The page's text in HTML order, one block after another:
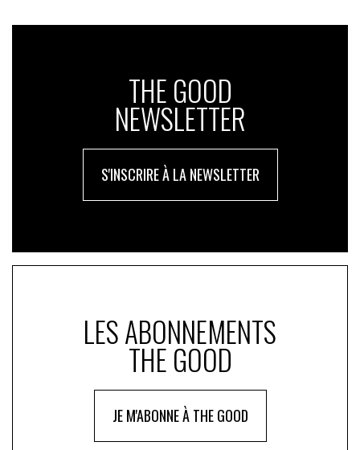
THE GOOD
NEWSLETTER
S'INSCRIRE À LA NEWSLETTER
LES ABONNEMENTS
THE GOOD
JE M'ABONNE À THE GOOD